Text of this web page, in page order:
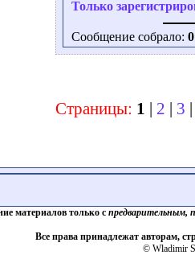
Только
Сообщение собрало: 0
Страницы: 1 2 3
материалов только с предварительным,
Все права принадлежат авторам,
© Wladimir